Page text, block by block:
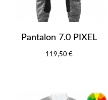
Pantalon 7.0 PIXEL
119,50 €